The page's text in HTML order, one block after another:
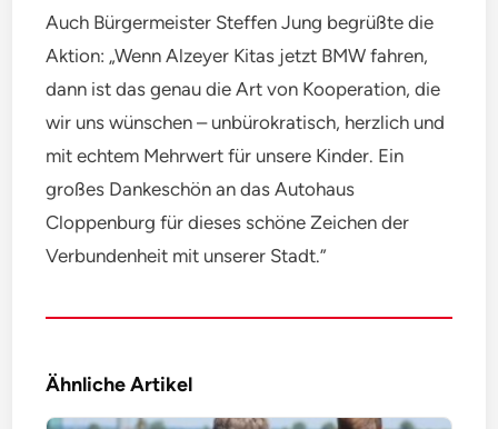
Auch Bürgermeister Steffen Jung begrüßte die
Aktion: „Wenn Alzeyer Kitas jetzt BMW fahren,
dann ist das genau die Art von Kooperation, die
wir uns wünschen – unbürokratisch, herzlich und
mit echtem Mehrwert für unsere Kinder. Ein
großes Dankeschön an das Autohaus
Cloppenburg für dieses schöne Zeichen der
Verbundenheit mit unserer Stadt.”
Ähnliche Artikel